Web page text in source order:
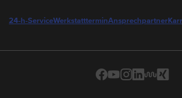
24-h-ServiceWerkstattterminAnsprechpartner